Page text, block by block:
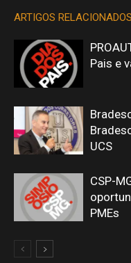
ARTIGOS RELACIONADOS
Pais e
UCS
CSP-
PMEs